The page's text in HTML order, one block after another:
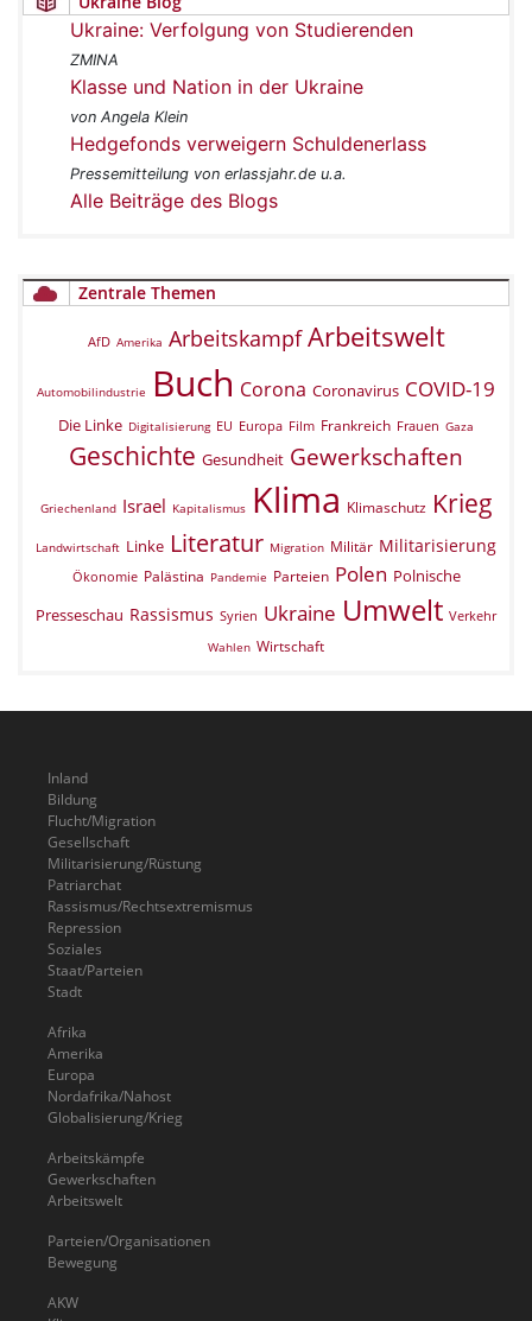
Ukraine: Verfolgung von Studierenden
ZMINA
Klasse und Nation in der Ukraine
von Angela Klein
Hedgefonds verweigern Schuldenerlass
Pressemitteilung von erlassjahr.de u.a.
Alle Beiträge des Blogs
Zentrale Themen
AfD Amerika Arbeitskampf Arbeitswelt
Automobilindustrie Buch Corona Coronavirus COVID-19
Die Linke Digitalisierung EU Europa Film Frankreich Frauen Gaza
Geschichte Gesundheit Gewerkschaften
Griechenland Israel Kapitalismus Klima Klimaschutz Krieg
Landwirtschaft Linke Literatur Migration Militär Militarisierung
Ökonomie Palästina Pandemie Parteien Polen Polnische
Presseschau Rassismus Syrien Ukraine Umwelt Verkehr
Wahlen Wirtschaft
Inland
Bildung
Flucht/Migration
Gesellschaft
Militarisierung/Rüstung
Patriarchat
Rassismus/Rechtsextremismus
Repression
Soziales
Staat/Parteien
Stadt
Afrika
Amerika
Europa
Nordafrika/Nahost
Globalisierung/Krieg
Arbeitskämpfe
Gewerkschaften
Arbeitswelt
Parteien/Organisationen
Bewegung
AKW